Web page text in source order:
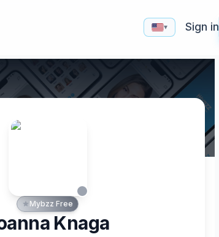
▾ Sign in
Mybzz Free
Knaga